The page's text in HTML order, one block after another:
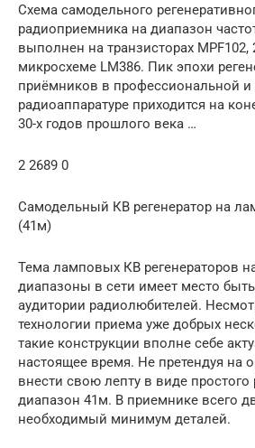
Схема самодельного
радиоприемника на диапазон
выполнен на транзисторах MPF102,
микросхеме LM386. Пик эпохи
приёмников в профессиональной и
радиоаппаратуре приходится на
30-х годов прошлого века …
2 2689 0
Самодельный КВ регенератор на
(41м)
Тема ламповых КВ регенераторов
диапазоны в сети имеет место
аудитории радиолюбителей.
технологии приема уже добрых
такие конструкции вполне себе
настоящее время. Не претендуя на
внести свою лепту в виде простого
диапазон 41м. В приемнике всего
необходимый минимум деталей.